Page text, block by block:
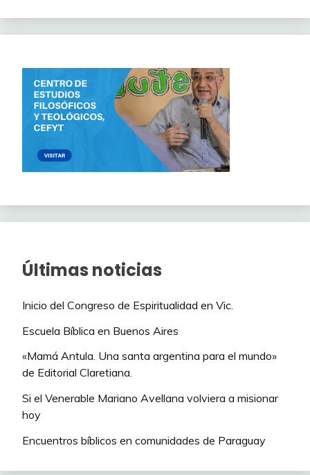
Últimas noticias
Inicio del Congreso de Espiritualidad en Vic.
Escuela Bíblica en Buenos Aires
«Mamá Antula. Una santa argentina para el mundo»
de Editorial Claretiana.
Si el Venerable Mariano Avellana volviera a misionar
hoy
Encuentros bíblicos en comunidades de Paraguay